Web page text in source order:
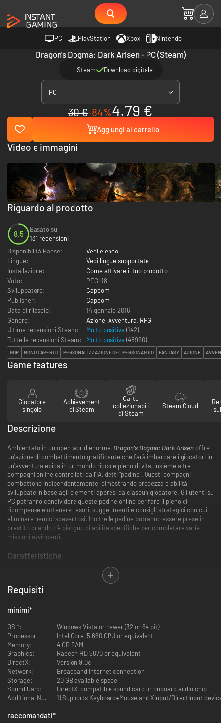
PC PlayStation Xbox Nintendo
Dragon's Dogma: Dark Arisen - PC (Steam)
Steam Download digitale
PC
30 €-84%4.79 €
Aggiungi al carrello
Riguardo al prodotto
8.5
Basato su
131 recensioni
Disponibilità Paese:
Vedi elenco
Lingue:
Vedi lingue supportate
Installazione:
Come attivare il tuo prodotto
Voto:
PEGI 18
Sviluppatore:
Capcom
Publisher:
Capcom
Data di rilascio:
14 gennaio 2016
Genere:
Azione, Avventura, RPG
Ultime recensioni Steam:
Molto positiva (142)
Tutte le recensioni Steam:
Molto positiva (48920)
GDR MONDO APERTO PERSONALIZZAZIONE DEL PERSONAGGIO FANTASY AZIONE
Video e immagini
Game features
Giocatore
singolo
Achievement
di Steam
Carte
collezionabili
di Steam
Steam Cloud
Descrizione
Ambientato in un open world enorme, Dragon's Dogma: Dark Arisen offre
un'azione di combattimento gratificante che farà imbarcare i giocatori in
un'avventura epica in un mondo ricco e pieno di vita, insieme a tre
compagni online controllati dall'IA, detti "pedine". Questi compagni
combattono indipendentemente, dimostrando prodezza e abilità
sviluppate in base agli elementi appresi da ciascun giocatore. Gli utenti su
PC potranno condividere queste pedine online per fare il pieno di
ricompense e ottenere tesori, suggerimenti e consigli strategici con cui
eliminare nemici spaventosi. Inoltre le pedine potranno essere prese in
prestito quando c'è bisogno di abilità specifiche per completare varie
missioni avvincenti.
Caratteristiche
Esperienza di combattimento dinamico
dell'idra, salite sul dorso dei grifoni per i combattimenti aerei, o
sconfiggete draghi e altre creature scoprendo i loro punti deboli.
pubblicati, bonus di pre-ordine, esclusive per rivenditori e il
combattimento molto apprezzata, con tanti elementi da
personalizzare e un regno sotterraneo enorme da esplorare, pieno di
mostri terrificanti.
Opzioni di personalizzazione a bizzeffe– Nove classi diverse tra cui
scegliere, con una varietà di abilità per ognuna, armature da
potenziare e pedine da addestrare per adattarle al proprio stile di
combattimento.
Grafica sbalorditiva– Grafica meravigliosa ad alta risoluzione,
caratterizzata da maggiore precisione.
salvataggio su Steam Cloud, carte da scambiare, classifiche,
Requisiti
minimi*
OS *:
Windows Vista or newer (32 or 64 bit)
Processor:
Intel Core i5 660 CPU or equivalent
Memory:
4 GB RAM
Graphics:
Radeon HD 5870 or equivalent
DirectX:
Version 9.0c
Network:
Broadband Internet connection
Storage:
20 GB available space
Sound Card:
DirectX-compatible sound card or onboard audio chip
Additional Notes:
1) Supports Keyboard+Mouse and XInput/DirectInput
raccomandati*